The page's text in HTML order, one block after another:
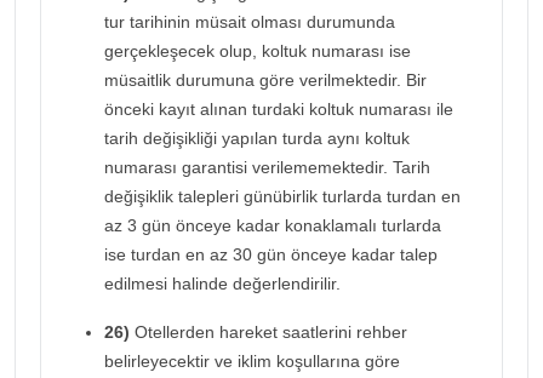
tur tarihinin müsait olması durumunda
gerçekleşecek olup, koltuk numarası ise
müsaitlik durumuna göre verilmektedir. Bir
önceki kayıt alınan turdaki koltuk numarası ile
tarih değişikliği yapılan turda aynı koltuk
numarası garantisi verilememektedir. Tarih
değişiklik talepleri günübirlik turlarda turdan en
az 3 gün önceye kadar konaklamalı turlarda
ise turdan en az 30 gün önceye kadar talep
edilmesi halinde değerlendirilir.
26) Otellerden hareket saatlerini rehber
belirleyecektir ve iklim koşullarına göre